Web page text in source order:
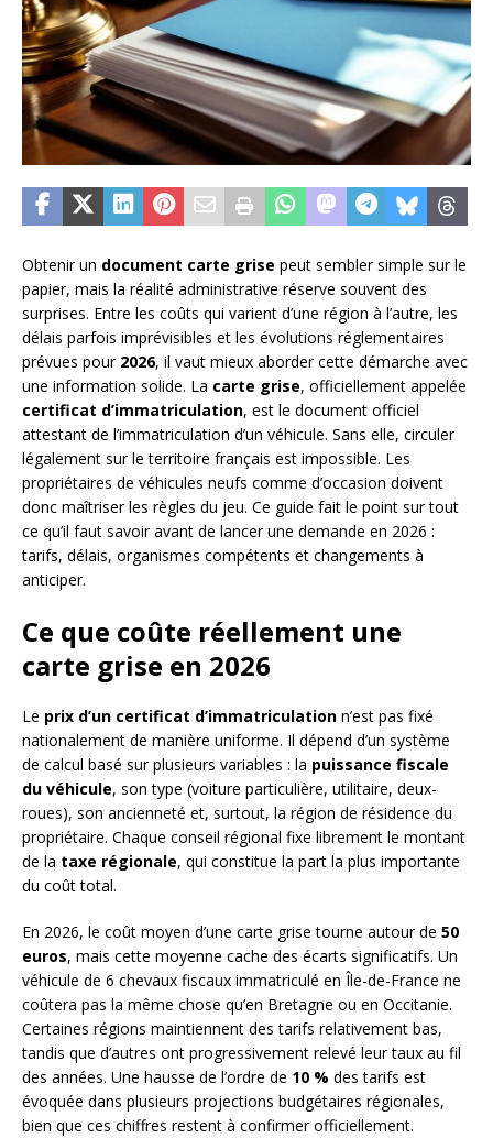
Obtenir un document carte grise peut sembler simple sur le
papier, mais la réalité administrative réserve souvent des
surprises. Entre les coûts qui varient d’une région à l’autre, les
délais parfois imprévisibles et les évolutions réglementaires
prévues pour 2026, il vaut mieux aborder cette démarche avec
une information solide. La carte grise, officiellement appelée
certificat d’immatriculation, est le document officiel
attestant de l’immatriculation d’un véhicule. Sans elle, circuler
légalement sur le territoire français est impossible. Les
propriétaires de véhicules neufs comme d’occasion doivent
donc maîtriser les règles du jeu. Ce guide fait le point sur tout
ce qu’il faut savoir avant de lancer une demande en 2026 :
tarifs, délais, organismes compétents et changements à
anticiper.
Ce que coûte réellement une
carte grise en 2026
Le prix d’un certificat d’immatriculation n’est pas fixé
nationalement de manière uniforme. Il dépend d’un système
de calcul basé sur plusieurs variables : la puissance fiscale
du véhicule, son type (voiture particulière, utilitaire, deux-
roues), son ancienneté et, surtout, la région de résidence du
propriétaire. Chaque conseil régional fixe librement le montant
de la taxe régionale, qui constitue la part la plus importante
du coût total.
En 2026, le coût moyen d’une carte grise tourne autour de 50
euros, mais cette moyenne cache des écarts significatifs. Un
véhicule de 6 chevaux fiscaux immatriculé en Île-de-France ne
coûtera pas la même chose qu’en Bretagne ou en Occitanie.
Certaines régions maintiennent des tarifs relativement bas,
tandis que d’autres ont progressivement relevé leur taux au fil
des années. Une hausse de l’ordre de 10 % des tarifs est
évoquée dans plusieurs projections budgétaires régionales,
bien que ces chiffres restent à confirmer officiellement.